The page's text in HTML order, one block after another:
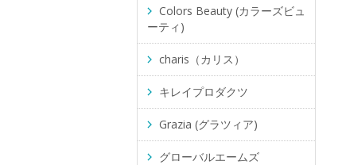
Colors Beauty (カラーズビュ
ーティ)
charis（カリス）
キレイプロダクツ
Grazia (グラツィア)
グローバルエームズ